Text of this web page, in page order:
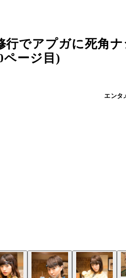
行でアプガに死角
ページ目)
エンタ